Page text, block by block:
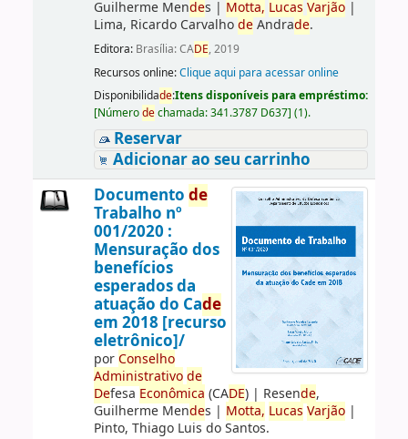
Guilherme Mendes | Motta, Lucas Varjão|
Lima, Ricardo CarvalhodeAndrade.
Editora: Brasília: CADE, 2019
Recursos online:Clique aqui para acessar online
Disponibilidade:Itens disponíveis para empréstimo:
[Númerodechamada:341.3787 D637] (1).
Reservar
Adicionar ao seu carrinho
Documento de
Trabalho nº
001/2020 :
Mensuração dos
benefícios
esperados da
atuação do Cade
em 2018 [recurso
eletrônico]/
porConselho
Administrativo de
Defesa Econômica (CADE)| Resende,
Guilherme Mendes | Motta, Lucas Varjão|
Pinto, Thiago Luis do Santos.